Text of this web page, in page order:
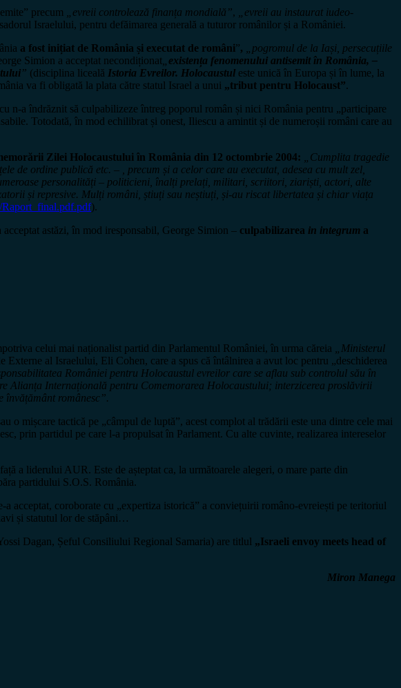
precum „evreii controlează finanța mondială”,
„evreii au instaurat iudeo-
Israelului, pentru defăimarea generală a tuturor românilor și a României.
a fost inițiat de România și executat de români”,
pogromul de la Iași, persecuțiile
Simion a acceptat necondiționat existența fenomenului antisemit în România, –
” (disciplina liceală Istoria Evreilor. Holocaustul este unică în Europa și în lume, la
va fi obligată la plata către statul Israel a unui „tribut pentru Holocaust”.
n-a îndrăznit să culpabilizeze întreg poporul român și nici România pentru „participare
Totodată, în mod echilibrat și onest, Iliescu a amintit și de numeroșii români care au
Zilei Holocaustului în România din 12 octombrie 2004:
„Cumplita tragedie
ordine publică etc. – , precum și a celor care au executat, adesea cu mult zel,
personalități – politicieni, înalți prelați, militari, scriitori, ziariști, actori, alte
și represive. Mulți români, știuți sau neștiuți, și-au riscat libertatea și chiar viața
).
astăzi, în mod iresponsabil, George Simion – culpabilizarea in integrum a
celui mai naționalist partid din Parlamentul României, în urma căreia
„Ministerul
Externe al Israelului, Eli Cohen, care a spus că întâlnirea a avut loc pentru „deschiderea
României pentru Holocaustul evreilor care se aflau sub controlul său în
Alianța Internațională pentru Comemorarea Holocaustului; interzicerea proslăvirii
românesc”.
o mișcare tactică pe „câmpul de luptă”, acest complot al trădării este una dintre cele mai
prin partidul pe care l-a propulsat în Parlament. Cu alte cuvinte, realizarea intereselor
a liderului AUR. Este de așteptat ca, la următoarele alegeri, o mare parte din
partidului S.O.S. România.
acceptat, coroborate cu „expertiza istorică” a conviețuirii româno-evreiești pe teritoriul
și statutul lor de stăpâni…
Dagan, Șeful Consiliului Regional Samaria) are titlul „Israeli envoy meets head of
Miron Manega